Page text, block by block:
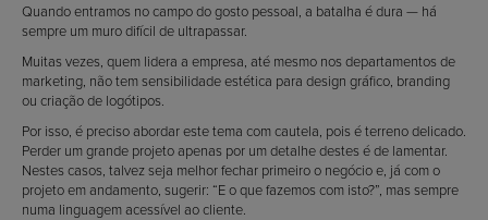
Quando entramos no campo do gosto pessoal, a batalha é dura — há
sempre um muro difícil de ultrapassar.
Muitas vezes, quem lidera a empresa, até mesmo nos departamentos de
marketing, não tem sensibilidade estética para design gráfico, branding
ou criação de logótipos.
Por isso, é preciso abordar este tema com cautela, pois é terreno delicado.
Perder um grande projeto apenas por um detalhe destes é de lamentar.
Nestes casos, talvez seja melhor fechar primeiro o negócio e, já com o
projeto em andamento, sugerir: “E o que fazemos com isto?”, mas sempre
numa linguagem acessível ao cliente.